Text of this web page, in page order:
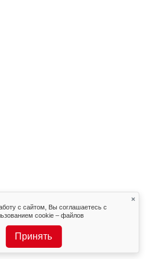
с сайтом, Вы соглашаетесь с
cookie – файлов
Принять
×